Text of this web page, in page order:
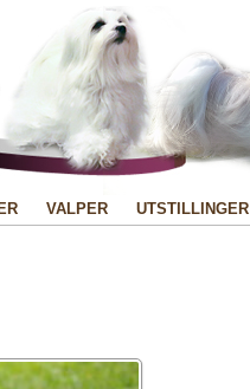
VALPER UTSTILLINGER